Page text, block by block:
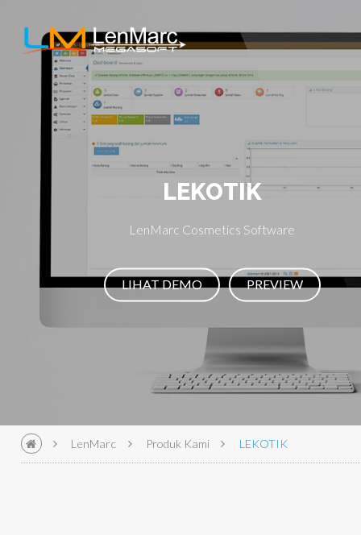
LEKOTIK
LenMarc Cosmetics Software
LIHAT DEMO PREVIEW
LenMarc Produk Kami LEKOTIK